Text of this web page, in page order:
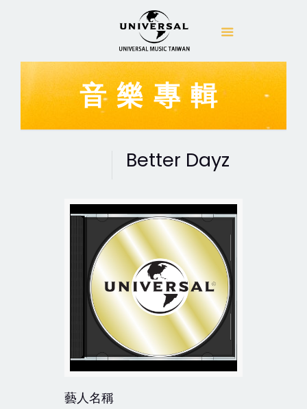
音樂專輯
Better Dayz
藝人名稱